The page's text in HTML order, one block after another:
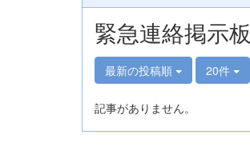
緊急連絡掲示板
最新の投稿順 20件
記事がありません。